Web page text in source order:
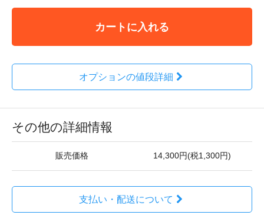
カートに入れる
オプションの値段詳細
その他の詳細情報
販売価格 14,300円(税1,300円)
支払い・配送について